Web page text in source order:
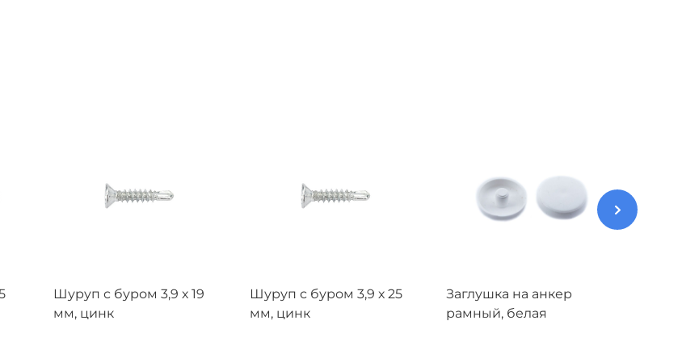
Шуруп с буром 3,9 х 19
мм, цинк
Шуруп с буром 3,9 х 25
мм, цинк
Заглушка на анкер
рамный, белая